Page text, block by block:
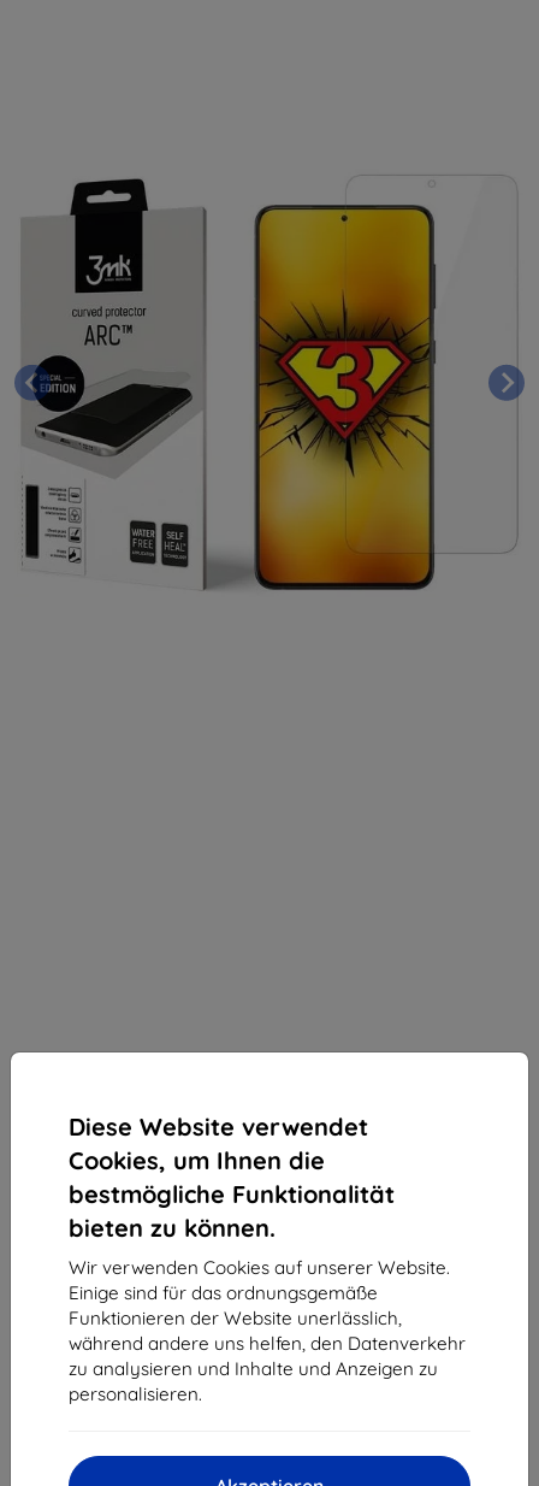
Diese Website verwendet
Cookies, um Ihnen die
bestmögliche Funktionalität
bieten zu können.
Wir verwenden Cookies auf unserer Website.
Einige sind für das ordnungsgemäße
Funktionieren der Website unerlässlich,
während andere uns helfen, den Datenverkehr
zu analysieren und Inhalte und Anzeigen zu
personalisieren.
Schutzfolie 3MK Foil ARC SE Samsung G996 S21+
Foil FullScreen
Geeignet für: Samsung Galaxy S21+
11,90 €